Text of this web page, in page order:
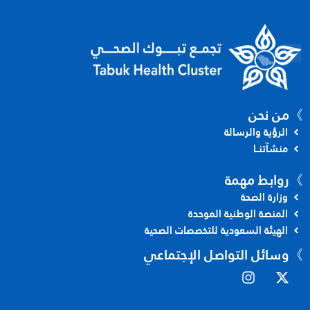
》من نحن
الرؤية والرسالة
منشآتنــا
》 روابط مهمة
وزارة الصحة
المنصة الوطنية الموحدة
الهيئة السعودية للتخصصات الصحية
》 وسائل التواصل الإجتماعي
X
-
I
n